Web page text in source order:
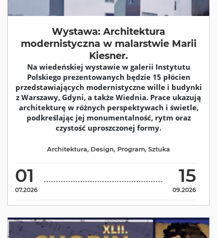
Wystawa: Architektura
modernistyczna w malarstwie Marii
Kiesner.
Na wiedeńskiej wystawie w galerii Instytutu
Polskiego prezentowanych będzie 15 płócien
przedstawiających modernistyczne wille i budynki
z Warszawy, Gdyni, a także Wiednia. Prace ukazują
architekturę w różnych perspektywach i świetle,
podkreślając jej monumentalność, rytm oraz
czystość uproszczonej formy.
01
07.2026
15
09.2026
Architektura, Design, Program, Sztuka